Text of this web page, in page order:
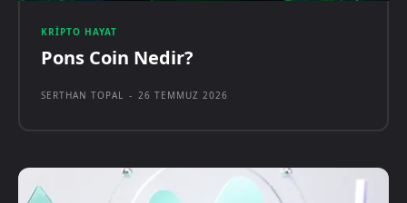
KRIPTO HAYAT
Pons Coin Nedir?
SERTHAN TOPAL - 26 TEMMUZ 2026